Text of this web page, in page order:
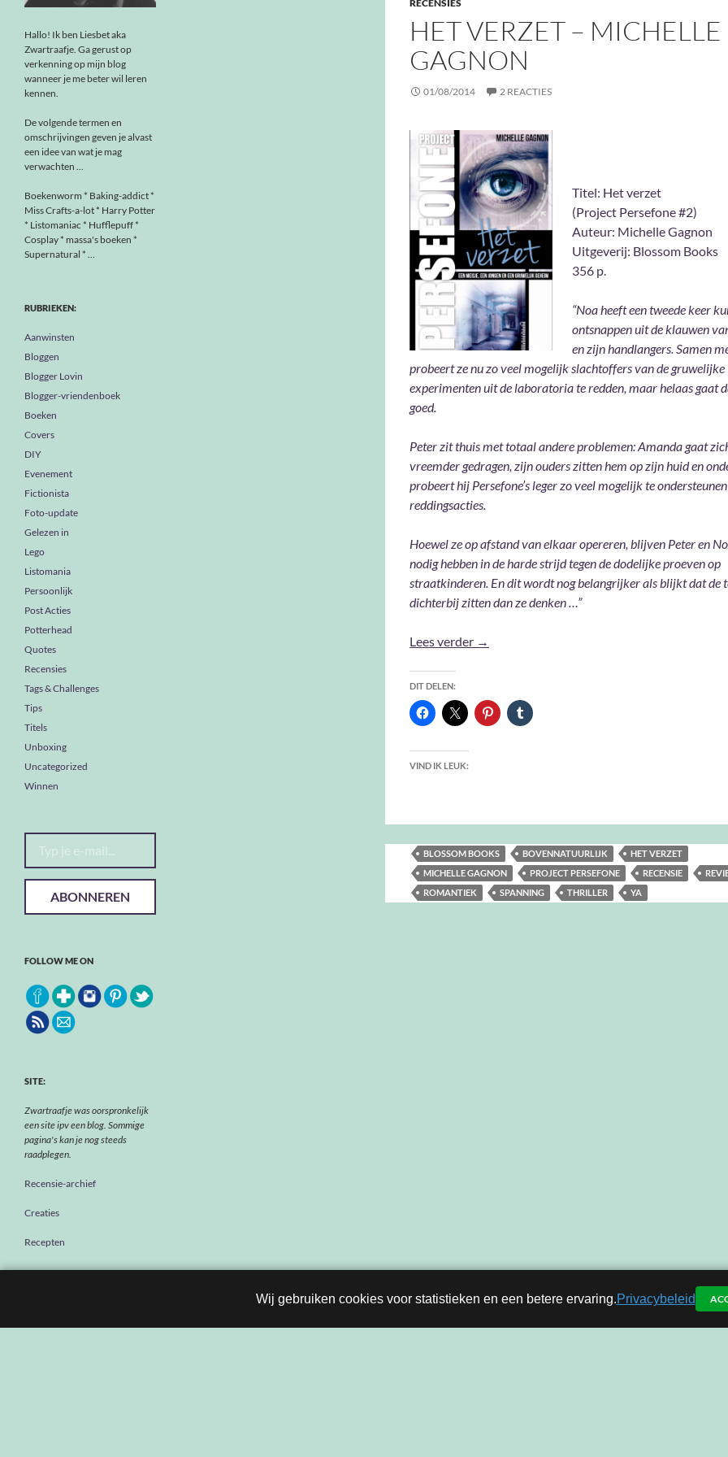
RECENSIES
HET VERZET – MICHELLE
GAGNON
01/08/2014 2 REACTIES
Titel: Het
(Project Persefone #2)
Auteur: Michelle Gagnon
Uitgeverij: Blossom Books
356 p.
“Noa heeft een tweede keer
ontsnappen uit de klauwen
en zijn handlangers. Samen
probeert ze nu zo veel mogelijk slachtoffers van de gruwelijke
experimenten uit de laboratoria te redden, maar helaas gaat
goed.
Peter zit thuis met totaal andere problemen: Amanda gaat
vreemder gedragen, zijn ouders zitten hem op zijn huid en
probeert hij Persefone’s leger zo veel mogelijk te
reddingsacties.
Hoewel ze op afstand van elkaar opereren, blijven Peter en
nodig hebben in de harde strijd tegen de dodelijke proeven op
straatkinderen. En dit wordt nog belangrijker als blijkt dat de
dichterbij zitten dan ze denken …”
Lees verder Het verzet – Michelle Gagnon
→
DIT DELEN:
VIND IK LEUK:
BLOSSOM BOOKS BOVENNATUURLIJK
HET VERZET
MICHELLE GAGNON
PROJECT PERSEFONE RECENSIE
ROMANTIEK
SPANNING THRILLER YA
Hallo! Ik ben Liesbet aka
Zwartraafje. Ga gerust op
verkenning op mijn blog
wanneer je me beter wil leren
kennen.
De volgende termen en
omschrijvingen geven je alvast
een idee van wat je mag
verwachten ...
Boekenworm * Baking-addict *
Miss Crafts-a-lot * Harry Potter
* Listomaniac * Hufflepuff *
Cosplay * massa's boeken *
Supernatural * ...
RUBRIEKEN:
Aanwinsten
Bloggen
Blogger Lovin
Blogger-vriendenboek
Boeken
Covers
DIY
Evenement
Fictionista
Foto-update
Gelezen in
Lego
Listomania
Persoonlijk
Post Acties
Potterhead
Quotes
Recensies
Tags & Challenges
Tips
Titels
Unboxing
Uncategorized
Winnen
Typ je e-mail...
ABONNEREN
FOLLOW ME ON
SITE:
Zwartraafje was oorspronkelijk
een site ipv een blog. Sommige
pagina's kan je nog steeds
raadplegen.
Recensie-archief
Creaties
Recepten
Wij gebruiken cookies voor statistieken en een betere ervaring.Privacybeleid